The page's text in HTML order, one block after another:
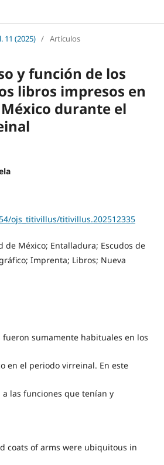
11 (2025) / Artículos
y función de los
libros impresos en
durante el
ojs_titivillus/titivillus.202512335
de México; Entalladura; Escudos de
Imprenta; Libros; Nueva
fueron sumamente habituales en los
en el periodo virreinal. En este
las funciones que tenían y
coats of arms were ubiquitous in